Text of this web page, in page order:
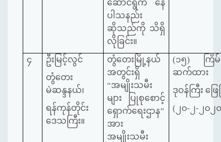
ဆောင်ရွက် နေ
ပါသနည်း
ဆိုသည်ကို သိရှိ
လိုခြင်း။
၄
ဦးမြင့်လွင်
တွံတေး
မဲဆန္ဒနယ်၊
ရန်ကုန်တိုင်း
ဒေသကြီး။
တွံတေးမြို့နယ်
အတွင်းရှိ
“အမျိုးသမီး
များ ပြုစုစောင့်
ရှောက်ရေးဌာန”
အား
အမျိုးသမီး
(၁၅) ကြိ
ဆက်ထား
ဒုဝန်ကြီး ဖြေ
(၂၀-၂-၂၀၂